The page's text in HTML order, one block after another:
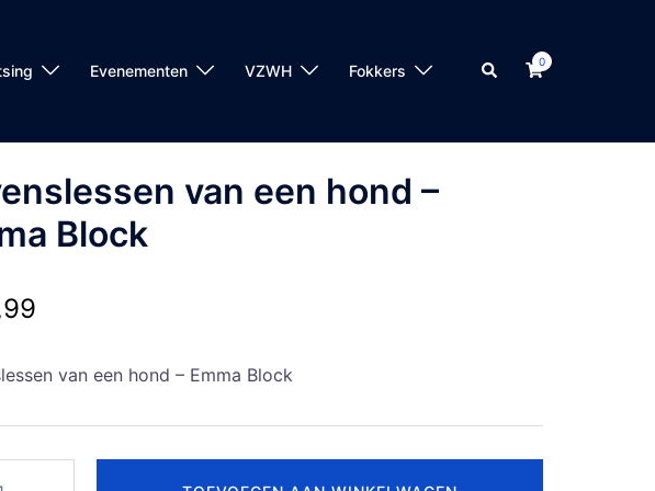
Evenementen VZWH Fokkers Zoeken 0
van een hond –
Block
van een hond – Emma Block